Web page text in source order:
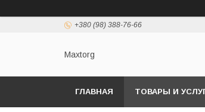
+380 (98) 388-76-66
Maxtorg
ГЛАВНАЯ ТОВАРЫ И